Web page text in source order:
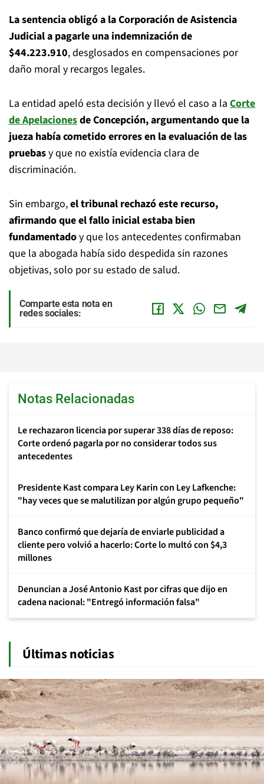
La sentencia obligó a la Corporación de Asistencia
Judicial a pagarle una indemnización de
$44.223.910, desglosados en compensaciones por
daño moral y recargos legales.
La entidad apeló esta decisión y llevó el caso a la Corte
de Apelacionesde Concepción, argumentando que la
jueza había cometido errores en la evaluación de las
pruebasy que no existía evidencia clara de
discriminación.
Sin embargo,el tribunal rechazó este recurso,
afirmando que el fallo inicial estaba bien
fundamentadoy que los antecedentes confirmaban
que la abogada había sido despedida sin razones
objetivas, solo por su estado de salud.
Comparte esta nota en
redes sociales:
Notas Relacionadas
Le rechazaron licencia por superar 338 días de reposo:
Corte ordenó pagarla por no considerar todos sus
antecedentes
Presidente Kast compara Ley Karin con Ley Lafkenche:
"hay veces que se malutilizan por algún grupo pequeño"
Banco confirmó que dejaría de enviarle publicidad a
cliente pero volvió a hacerlo: Corte lo multó con $4,3
millones
Denuncian a José Antonio Kast por cifras que dijo en
cadena nacional: "Entregó información falsa"
Últimas noticias